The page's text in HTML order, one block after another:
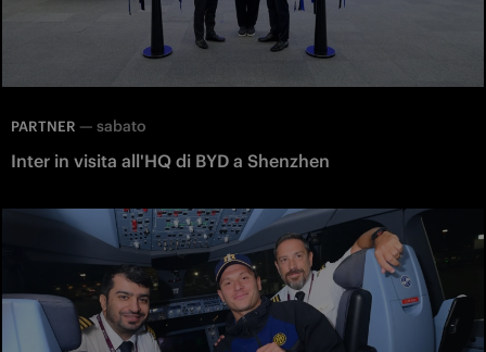
PARTNER — sabato
Inter in visita all'HQ di BYD a Shenzhen